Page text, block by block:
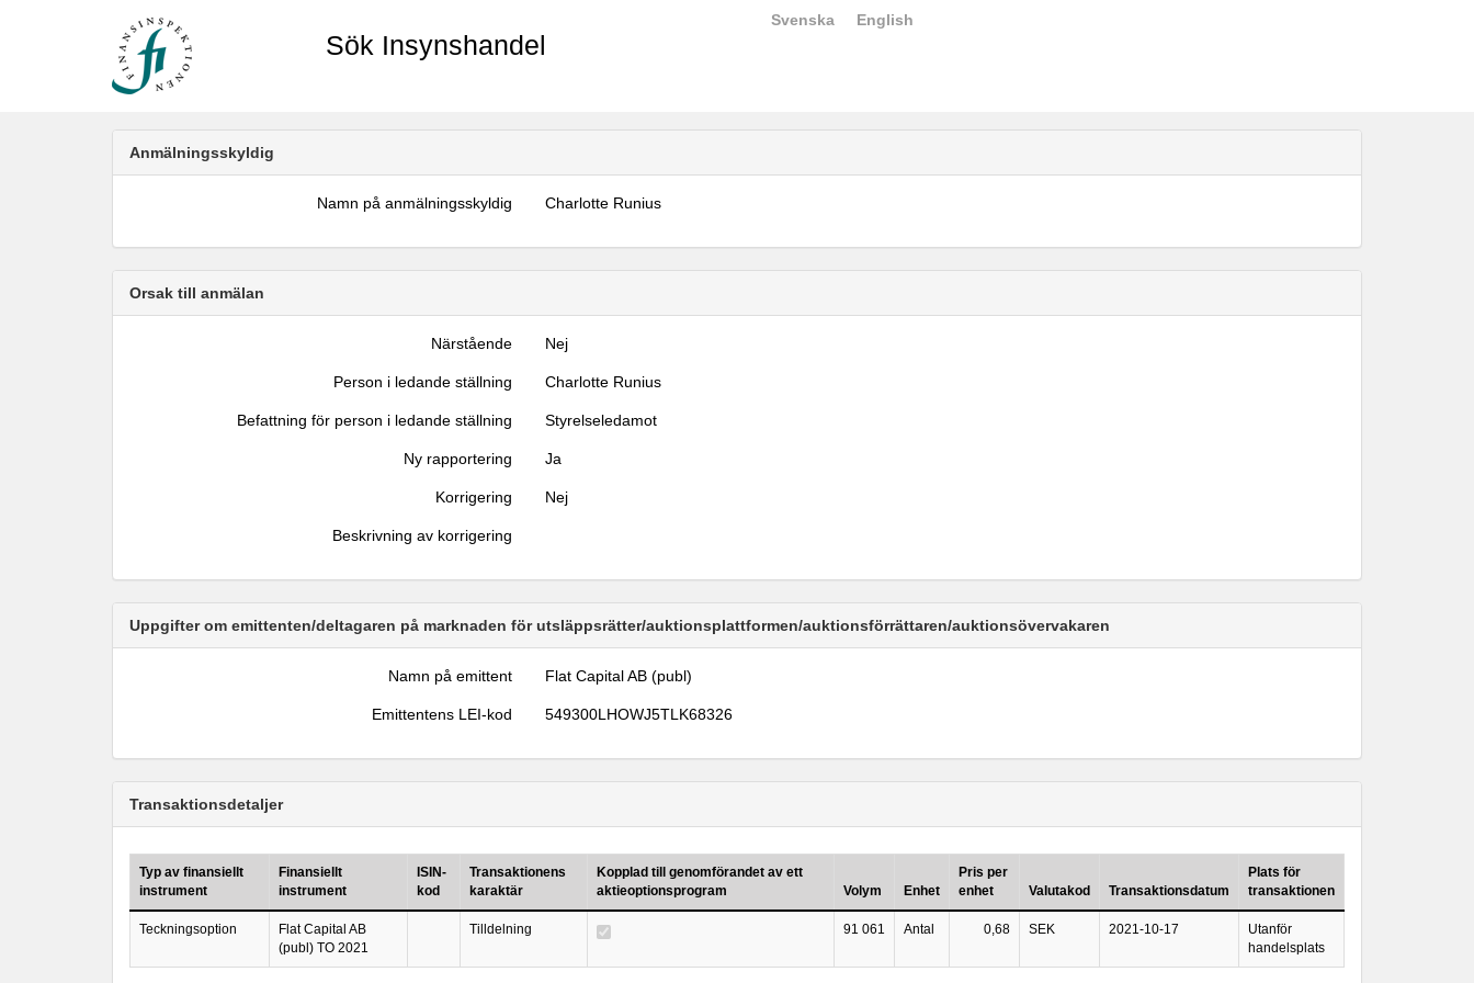
Sök Insynshandel
Svenska English
Anmälningsskyldig
Namn på anmälningsskyldig Charlotte Runius
Orsak till anmälan
Närstående Nej
Person i ledande ställning Charlotte Runius
Befattning för person i ledande ställning Styrelseledamot
Ny rapportering Ja
Korrigering Nej
Beskrivning av korrigering
Uppgifter om emittenten/deltagaren på marknaden för utsläppsrätter/auktionsplattformen/auktionsförrättaren/auktionsövervakaren
Namn på emittent Flat Capital AB (publ)
Emittentens LEI-kod 549300LHOWJ5TLK68326
Transaktionsdetaljer
Typ av finansiellt
instrument
Finansiellt
instrument
ISIN-
kod
Transaktionens
karaktär
Kopplad till genomförandet av ett
aktieoptionsprogram
Volym Enhet
Pris per
enhet
Valutakod Transaktionsdatum
Plats för
transaktionen
Teckningsoption
Flat Capital AB
(publ) TO 2021
Tilldelning 91 061 Antal 0,68 SEK 2021-10-17
Utanför
handelsplats